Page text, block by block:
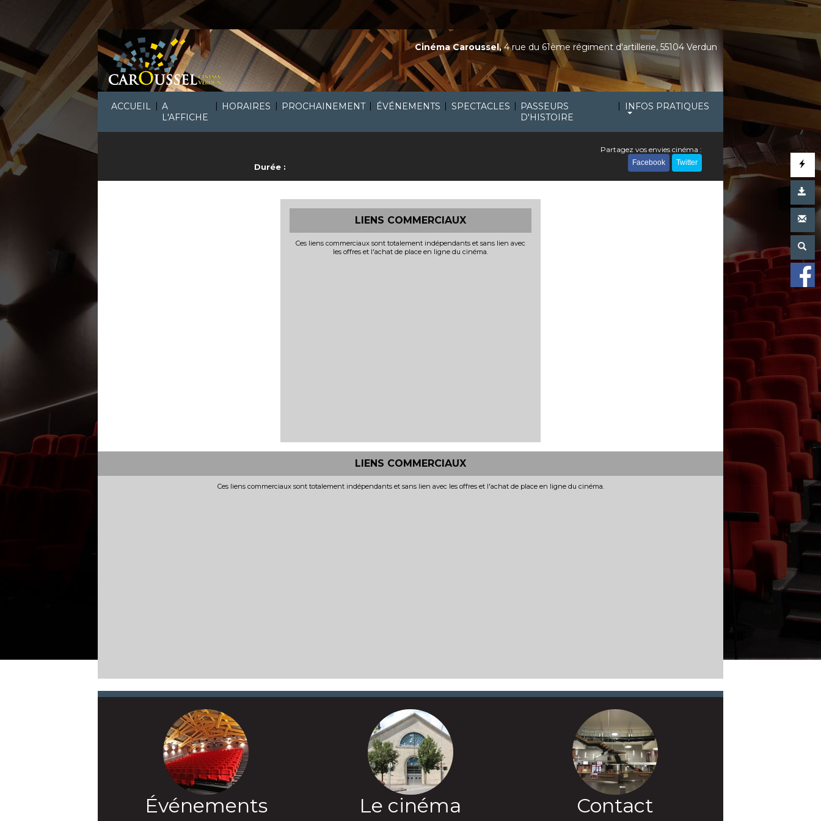
ACCUEIL | A
L'AFFICHE
| HORAIRES | PROCHAINEMENT | ÉVÉNEMENTS | SPECTACLES | PASSEURS
D'HISTOIRE
| INFOS PRATIQUES
Cinéma Caroussel,4 rue du 61ème régiment d'artillerie, 55104 Verdun
Durée :
Partagez vos envies cinéma :
Facebook Twitter
LIENS COMMERCIAUX
Ces liens commerciaux sont totalement indépendants et sans lien avec
les offres et l'achat de place en ligne du cinéma.
LIENS COMMERCIAUX
Ces liens commerciaux sont totalement indépendants et sans lien avec les offres et l'achat de place en ligne du cinéma.
Événements Le cinéma Contact